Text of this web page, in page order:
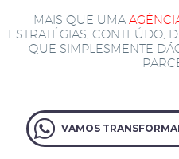
MAIS QUE UMA
ESTRATÉGIAS, CONTEÚDO,
QUE SIMPLESMENTE
VAMOS